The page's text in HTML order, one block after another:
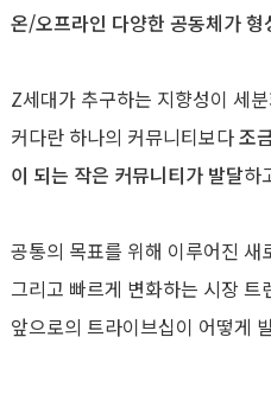
온/오프라인 다양한 공동체가 형
Z세대가 추구하는 지향성이 세
커다란 하나의 커뮤니티보다조
이 되는 작은 커뮤니티가 발달하
공통의 목표를 위해 이루어진 새
그리고 빠르게 변화하는 시장 트
앞으로의 트라이브십이 어떻게